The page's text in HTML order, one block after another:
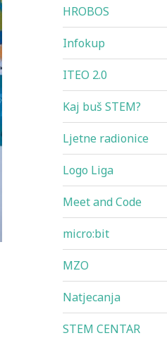
HROBOS
Infokup
ITEO 2.0
Kaj buš STEM?
Ljetne radionice
Logo Liga
Meet and Code
micro:bit
MZO
Natjecanja
STEM CENTAR